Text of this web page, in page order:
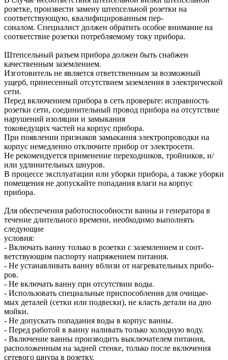
розетке, произвести замену штепсельной розетки на
соответствующую, квалифицированным пер-
соналом. Специалист должен обратить особое внимание на
соответствие розетки потребляемому току прибора.
Штепсельный разъем прибора должен быть снабжен
качественным заземлением.
Изготовитель не является ответственным за возможный
ущерб, принесенный отсутствием заземления в электрической
сети.
Перед включением прибора в сеть проверьте: исправность
розетки сети, соединительный провод прибора на отсутствие
нарушений изоляции и замыкания
токоведущих частей на корпус прибора.
При появлении признаков замыкания электропроводки на
корпус немедленно отключите прибор от электросети.
Не рекомендуется применение переходников, тройников, и/
или удлинительных шнуров.
В процессе эксплуатации или уборки прибора, а также уборки
помещения не допускайте попадания влаги на корпус
прибора.
Для обеспечения работоспособности ванны и генератора в
течение длительного времени, необходимо выполнять
следующие
условия:
- Включать ванну только в розетки с заземлением и соот-
ветствующим паспорту напряжением питания.
- Не устанавливать ванну вблизи от нагревательных прибо-
ров.
- Не включать ванну при отсутствии воды.
- Использовать специальные приспособления для очищае-
мых деталей (сетки или подвески), не класть детали на дно
мойки.
- Не допускать попадания воды в корпус ванны.
- Перед работой в ванну наливать только холодную воду.
- Включение ванны производить выключателем питания,
расположенным на задней стенке, только после включения
сетевого шнура в розетку.